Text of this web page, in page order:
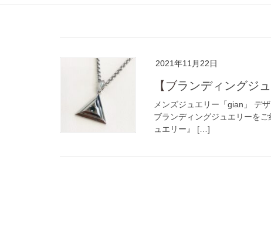
2021年11月22日
【ブランディング
メンズジュエリー「gian」 デ
ブランディングジュエリーを
ュエリー』 […]